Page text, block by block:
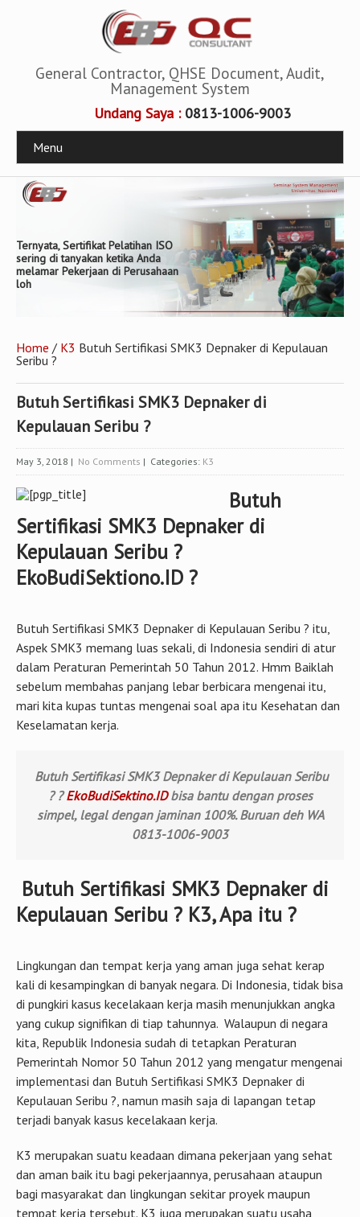
General Contractor, QHSE Document, Audit,
Management System
Undang Saya : 0813-1006-9003
Menu
General Contractor, QHSE
Document, Audit, Management
Home
Butuh Sertifikasi SMK3 Depnaker di Kepulauan
Butuh Sertifikasi SMK3 Depnaker di
Kepulauan Seribu ?
May 3, 2018|No Comments| Categories:K3
Sertifikasi SMK3 Depnaker di
Kepulauan Seribu ?
EkoBudiSektiono.ID ?
Butuh Sertifikasi SMK3 Depnaker di Kepulauan Seribu ? itu,
Aspek SMK3 memang luas sekali, di Indonesia sendiri di atur
sebelum membahas panjang lebar berbicara mengenai itu,
mari kita kupas tuntas mengenai soal apa itu Kesehatan dan
Keselamatan kerja.
Butuh Sertifikasi SMK3 Depnaker di Kepulauan Seribu
EkoBudiSektino.ID
0813-1006-9003
Butuh Sertifikasi SMK3 Depnaker di
Lingkungan dan tempat kerja yang aman juga sehat kerap
kali di kesampingkan di banyak negara. Di Indonesia, tidak bisa
yang cukup signifikan di tiap tahunnya. Walaupun di negara
kita, Republik Indonesia sudah di tetapkan Peraturan
Pemerintah Nomor 50 Tahun 2012 yang mengatur mengenai
implementasi dan Butuh Sertifikasi SMK3 Depnaker di
Kepulauan Seribu ?, namun masih saja di lapangan tetap
terjadi banyak kasus kecelakaan kerja.
K3 merupakan suatu keadaan dimana pekerjaan yang sehat
dan aman baik itu bagi pekerjaannya, perusahaan ataupun
tempat kerja tersebut. K3 juga merupakan suatu usaha
untuk mencegah setiap perbuatan atau kondisi tidak
selamat, yang dapat mengakibatkan kejadian kecelakaan.